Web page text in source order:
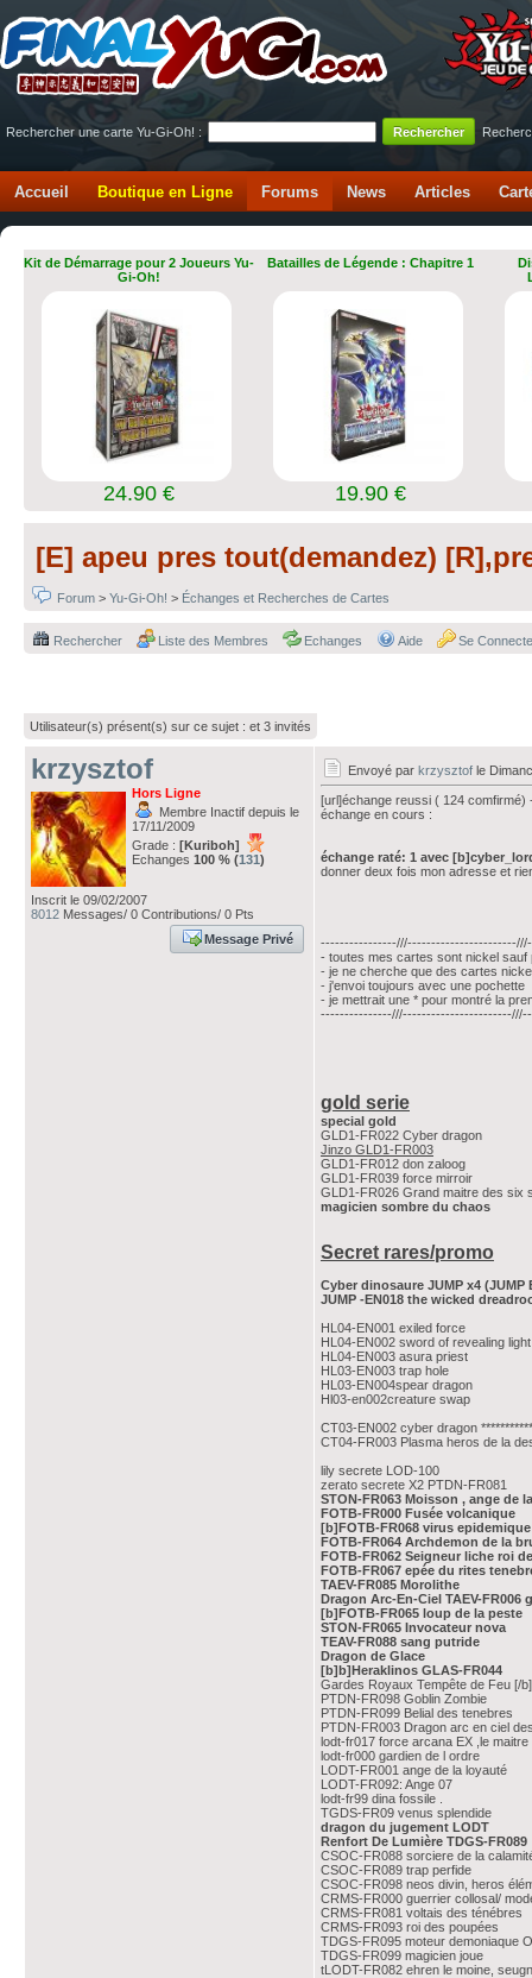
Rechercher une carte Yu-Gi-Oh! :
Accueil Boutique en Ligne Forums News Articles
Kit de Démarrage pour 2 Joueurs Yu-
Gi-Oh!
24.90 €
Batailles de Légende : Chapitre 1
19.90 €
[E] apeu pres tout(demandez)
Forum > Yu-Gi-Oh! > Échanges et Recherches de Cartes
Rechercher Liste des Membres Echanges Aide Se
Utilisateur(s) présent(s) sur ce sujet : et 3 invités
krzysztof
Hors Ligne
Membre Inactif depuis le
17/11/2009
Grade : [Kuriboh]
Echanges 100 % (131)
Inscrit le 09/02/2007
8012 Messages/ 0 Contributions/ 0 Pts
Message Privé
Envoyé par krzysztof le
[url]échange reussi ( 124 comfirmé)
échange en cours :
échange raté: 1 avec
donner deux fois mon adresse et
- toutes mes cartes sont nickel sauf
- je ne cherche que des cartes
- j'envoi toujours avec une pochette
- je mettrait une * pour montré la
gold serie
special gold
GLD1-FR022 Cyber dragon
Jinzo GLD1-FR003
GLD1-FR012 don zaloog
GLD1-FR039 force mirroir
GLD1-FR026 Grand maitre des six
magicien sombre du chaos
Secret rares/promo
Cyber dinosaure JUMP x4 (JUMP
JUMP -EN018 the wicked
HL04-EN001 exiled force
HL04-EN002 sword of revealing light
HL04-EN003 asura priest
HL03-EN003 trap hole
HL03-EN004spear dragon
Hl03-en002creature swap
CT03-EN002 cyber dragon
CT04-FR003 Plasma heros de la
lily secrete LOD-100
zerato secrete X2 PTDN-FR081
STON-FR063 Moisson , ange de
FOTB-FR000 Fusée volcanique
[b]FOTB-FR068 virus
FOTB-FR064 Archdemon de la
FOTB-FR062 Seigneur liche roi
FOTB-FR067 epée du rites
TAEV-FR085 Morolithe
Dragon Arc-En-Ciel TAEV-FR006
[b]FOTB-FR065 loup de la peste
STON-FR065 Invocateur nova
TEAV-FR088 sang putride
Dragon de Glace
[b]b]Heraklinos GLAS-FR044
Gardes Royaux Tempête de Feu [/b]
PTDN-FR098 Goblin Zombie
PTDN-FR099 Belial des tenebres
PTDN-FR003 Dragon arc en ciel
lodt-fr017 force arcana EX ,le
lodt-fr000 gardien de l ordre
LODT-FR001 ange de la loyauté
LODT-FR092: Ange 07
lodt-fr99 dina fossile .
TGDS-FR09 venus splendide
dragon du jugement LODT
Renfort De Lumière TDGS-FR089
CSOC-FR088 sorciere de la
CSOC-FR089 trap perfide
CSOC-FR098 neos divin, heros
CRMS-FR000 guerrier collosal/
CRMS-FR081 voltais des ténébres
CRMS-FR093 roi des poupées
TDGS-FR095 moteur demoniaque
TDGS-FR099 magicien joue
tLODT-FR082 ehren le moine,